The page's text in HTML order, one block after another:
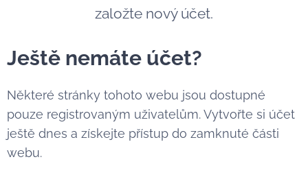
založte nový účet.
Ještě nemáte účet?
Některé stránky tohoto webu jsou dostupné
pouze registrovaným uživatelům. Vytvořte si účet
ještě dnes a získejte přístup do zamknuté části
webu.